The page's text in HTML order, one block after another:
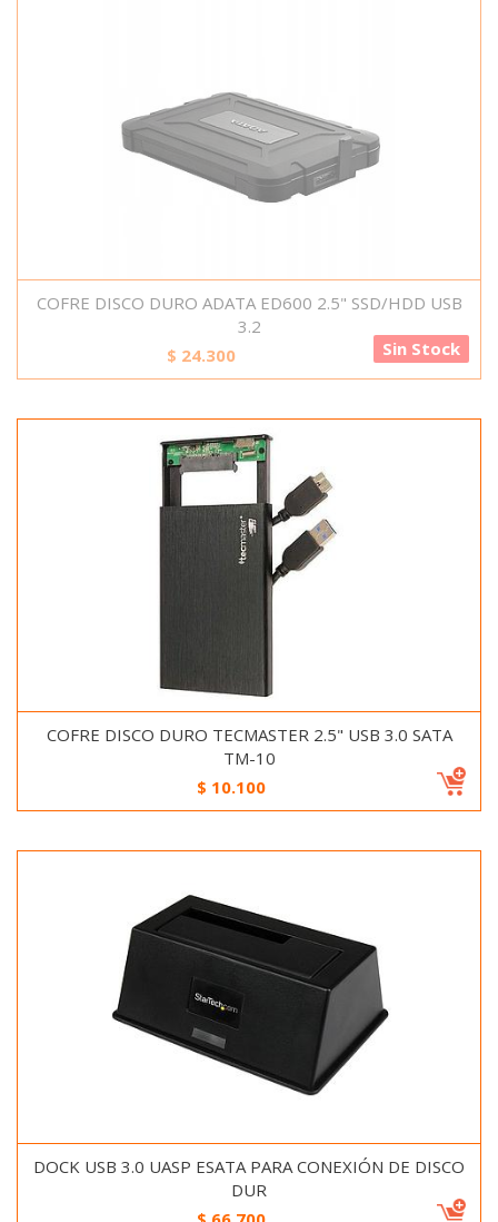
COFRE DISCO DURO ADATA ED600 2.5" SSD/HDD USB
3.2
$ 24.300 Sin Stock
COFRE DISCO DURO TECMASTER 2.5" USB 3.0 SATA
TM-10
$ 10.100
DOCK USB 3.0 UASP ESATA PARA CONEXIÓN DE DISCO
DUR